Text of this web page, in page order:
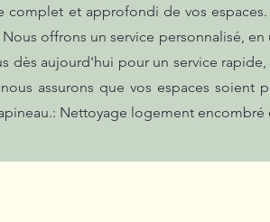
complet et approfondi de vos
offrons un service personnalisé,
dès aujourd'hui pour un service
assurons que vos espaces soient
Nettoyage logement encombré